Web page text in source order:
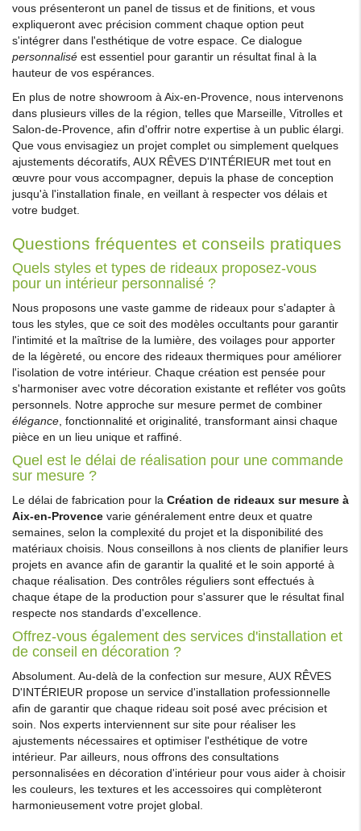
vous présenteront un panel de tissus et de finitions, et vous
expliqueront avec précision comment chaque option peut
s'intégrer dans l'esthétique de votre espace. Ce dialogue
personnalisé est essentiel pour garantir un résultat final à la
hauteur de vos espérances.
En plus de notre showroom à Aix-en-Provence, nous intervenons
dans plusieurs villes de la région, telles que Marseille, Vitrolles et
Salon-de-Provence, afin d'offrir notre expertise à un public élargi.
Que vous envisagiez un projet complet ou simplement quelques
ajustements décoratifs, AUX RÊVES D'INTÉRIEUR met tout en
œuvre pour vous accompagner, depuis la phase de conception
jusqu'à l'installation finale, en veillant à respecter vos délais et
votre budget.
Questions fréquentes et conseils pratiques
Quels styles et types de rideaux proposez-vous
pour un intérieur personnalisé ?
Nous proposons une vaste gamme de rideaux pour s'adapter à
tous les styles, que ce soit des modèles occultants pour garantir
l'intimité et la maîtrise de la lumière, des voilages pour apporter
de la légèreté, ou encore des rideaux thermiques pour améliorer
l'isolation de votre intérieur. Chaque création est pensée pour
s'harmoniser avec votre décoration existante et refléter vos goûts
personnels. Notre approche sur mesure permet de combiner
élégance, fonctionnalité et originalité, transformant ainsi chaque
pièce en un lieu unique et raffiné.
Quel est le délai de réalisation pour une commande
sur mesure ?
Le délai de fabrication pour la Création de rideaux sur mesure à
Aix-en-Provence varie généralement entre deux et quatre
semaines, selon la complexité du projet et la disponibilité des
matériaux choisis. Nous conseillons à nos clients de planifier leurs
projets en avance afin de garantir la qualité et le soin apporté à
chaque réalisation. Des contrôles réguliers sont effectués à
chaque étape de la production pour s'assurer que le résultat final
respecte nos standards d'excellence.
Offrez-vous également des services d'installation et
de conseil en décoration ?
Absolument. Au-delà de la confection sur mesure, AUX RÊVES
D'INTÉRIEUR propose un service d'installation professionnelle
afin de garantir que chaque rideau soit posé avec précision et
soin. Nos experts interviennent sur site pour réaliser les
ajustements nécessaires et optimiser l'esthétique de votre
intérieur. Par ailleurs, nous offrons des consultations
personnalisées en décoration d'intérieur pour vous aider à choisir
les couleurs, les textures et les accessoires qui complèteront
harmonieusement votre projet global.